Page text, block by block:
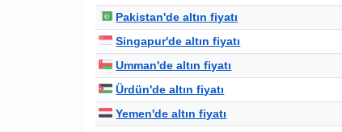
Pakistan'de altın fiyatı
Singapur'de altın fiyatı
Umman'de altın fiyatı
Ürdün'de altın fiyatı
Yemen'de altın fiyatı